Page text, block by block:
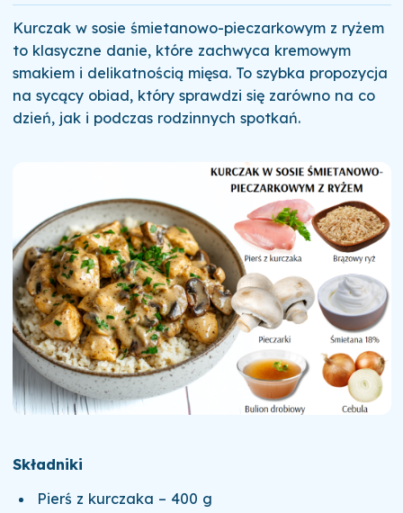
Kurczak w sosie śmietanowo-pieczarkowym z ryżem
to klasyczne danie, które zachwyca kremowym
smakiem i delikatnością mięsa. To szybka propozycja
na sycący obiad, który sprawdzi się zarówno na co
dzień, jak i podczas rodzinnych spotkań.
Składniki
Pierś z kurczaka – 400 g